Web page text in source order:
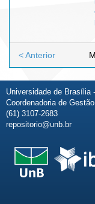
< Anterior
Universidade de Brasília
Coordenadoria de
(61) 3107-2683
repositorio@unb.br